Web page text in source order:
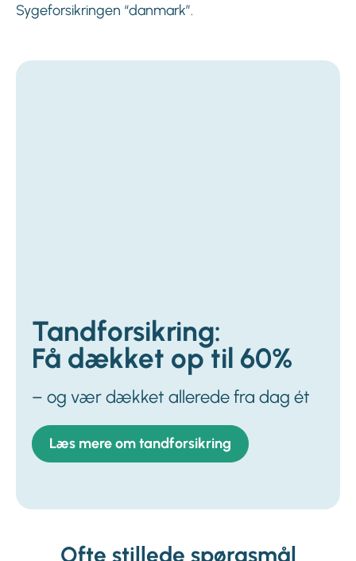
Sygeforsikringen “danmark”.
Tandforsikring:
Få dækket op til 60%
– og vær dækket allerede fra dag ét
Læs mere om tandforsikring
Ofte stillede spørgsmål